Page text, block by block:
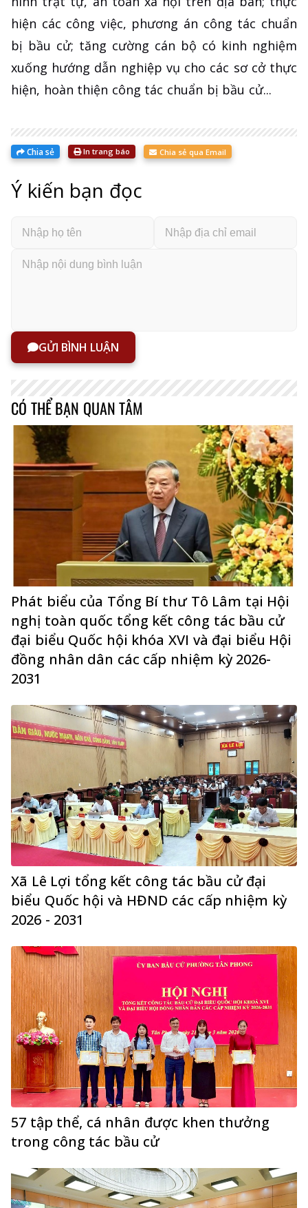
hiện các công việc, phương án công tác chuẩn
bị bầu cử; tăng cường cán bộ có kinh nghiệm
xuống hướng dẫn nghiệp vụ cho các sơ cở thực
hiện, hoàn thiện công tác chuẩn bị bầu cử...
Chia sẻ In trang báo Chia sẻ qua Email
Ý kiến bạn đọc
GỬI BÌNH LUẬN
CÓ THỂ BẠN QUAN TÂM
Phát biểu của Tổng Bí thư Tô Lâm tại Hội
nghị toàn quốc tổng kết công tác bầu cử
đại biểu Quốc hội khóa XVI và đại biểu Hội
đồng nhân dân các cấp nhiệm kỳ 2026-
2031
Xã Lê Lợi tổng kết công tác bầu cử đại
biểu Quốc hội và HĐND các cấp nhiệm kỳ
2026 - 2031
57 tập thể, cá nhân được khen thưởng
trong công tác bầu cử